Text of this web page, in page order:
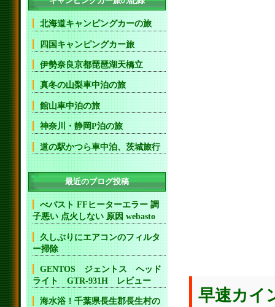
早速カイ
北海道キャンピングカーの旅
四国キャンピングカー旅
伊勢奈良京都琵琶湖天橋立
真冬の山梨車中泊の旅
館山車中泊の旅
神奈川・静岡P泊の旅
道の駅かつら車中泊、茨城旅行
最近のブログ投稿
べバスト FFヒーターエラー 調
子悪い 点火しない 原因 webasto
久しぶりにエアコンのフィルタ
ー掃除
GENTOS ジェントス ヘッド
ライト GTR-931H レビュー
海水浴！千葉県長生郡長生村の